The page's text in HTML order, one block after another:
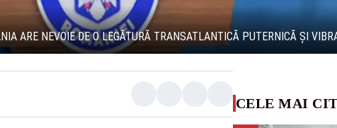
ARE NEVOIE DE O LEGĂTURĂ TRANSATLANTICĂ PUTERNICĂ ȘI
CELE MAI